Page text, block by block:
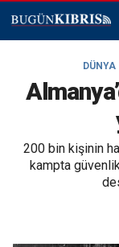
DÜNYA
200 bin kişinin
kampta